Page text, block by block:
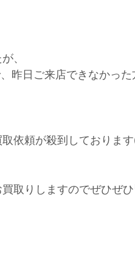
、
昨日ご来店できなかっ
依頼が殺到しておりま
取りしますのでぜひぜ